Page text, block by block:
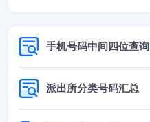
手机号码中间四位查询
派出所分类号码汇总